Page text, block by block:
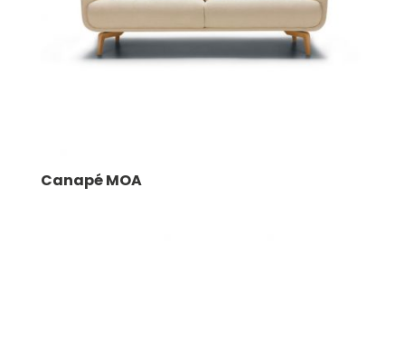
Canapé MOA